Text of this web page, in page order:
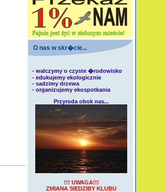
O nas w skr�cie...
- walczymy o czyste �rodowisko
- edukujemy ekologicznie
- sadzimy drzewa
- organizujemy ekospotkania
Przyroda obok nas...
!!! UWAGA!!!
ZMIANA SIEDZIBY KLUBU